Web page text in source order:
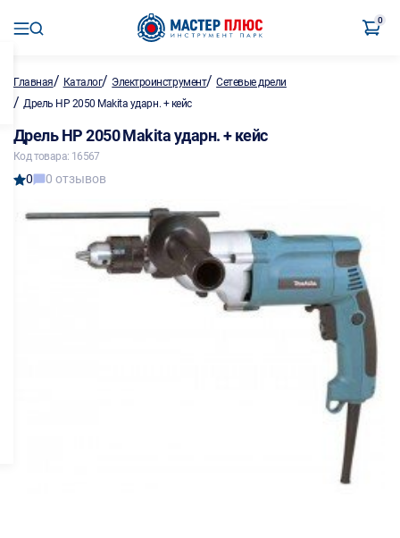
0
Главная/ Каталог/ Электроинструмент/Сетевые дрели
/ Дрель HP 2050 Makita ударн. + кейс
Дрель HP 2050 Makita ударн. + кейс
Код товара: 16567
0 0 отзывов